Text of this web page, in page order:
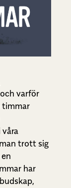
varför
timmar
våra
trott sig
har